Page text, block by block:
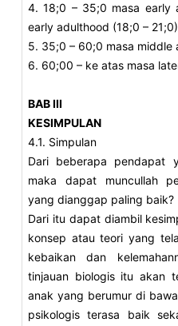
4. 18;0 – 35;0 masa early
early adulthood (18;0 –
5. 35;0 – 60;0 masa middle
6. 60;00 – ke atas masa
BAB III
KESIMPULAN
4.1. Simpulan
Dari beberapa pendapat
maka dapat muncullah
yang dianggap paling baik?
Dari itu dapat diambil
konsep atau teori yang
kebaikan dan
tinjauan biologis itu akan
anak yang berumur di
psikologis terasa baik